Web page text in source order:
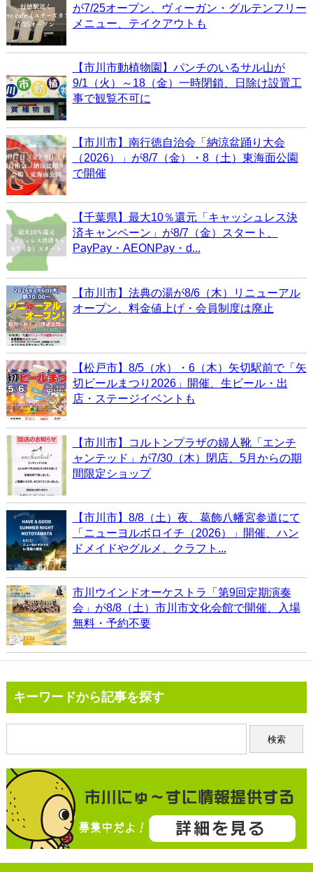
が7/25オープン、ヴィーガン・グルテンフリー
メニュー、テイクアウトも
【市川市動植物園】パンチのいるサル山が
9/1（火）～18（金）一時閉鎖、日除け設置工
事で観覧不可に
【市川市】南行徳自治会「納涼盆踊り大会
（2026）」が8/7（金）・8（土）東海面公園
で開催
【千葉県】最大10％還元「キャッシュレス決
済キャンペーン」が8/7（金）スタート、
PayPay・AEONPay・d...
【市川市】法典の湯が8/6（木）リニューアル
オープン、料金値上げ・会員制度は廃止
【松戸市】8/5（水）・6（木）矢切駅前で「矢
切ビールまつり2026」開催、生ビール・出
店・ステージイベントも
【市川市】コルトンプラザの婦人靴「エンチ
ャンテッド」が7/30（木）閉店、5月からの期
間限定ショップ
【市川市】8/8（土）夜、葛飾八幡宮参道にて
「ニューヨルボロイチ（2026）」開催、ハン
ドメイドやグルメ、クラフト...
市川ウインドオーケストラ「第9回定期演奏
会」が8/8（土）市川市文化会館で開催、入場
無料・予約不要
キーワードから記事を探す